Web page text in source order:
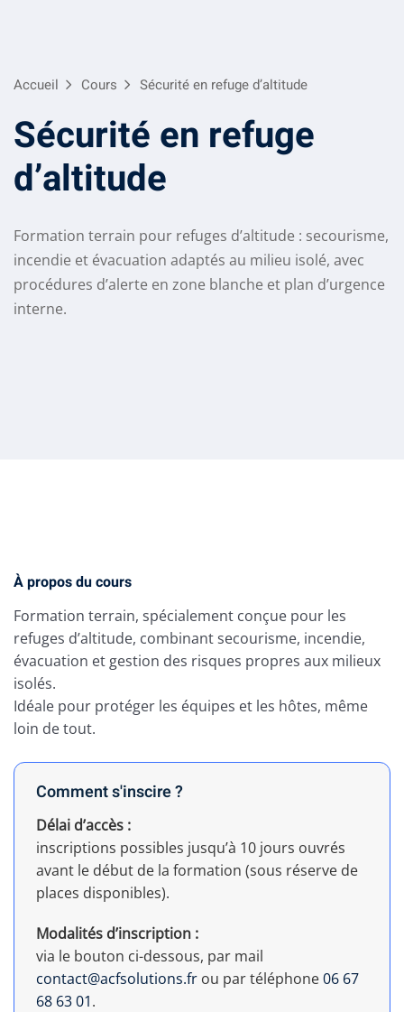
Accueil
Cours Sécurité en refuge d’altitude
Sécurité en refuge
d’altitude
Formation terrain pour refuges d’altitude : secourisme,
incendie et évacuation adaptés au milieu isolé, avec
procédures d’alerte en zone blanche et plan d’urgence
interne.
À propos du cours
Formation terrain, spécialement conçue pour les
refuges d’altitude, combinant secourisme, incendie,
évacuation et gestion des risques propres aux milieux
isolés.
Idéale pour protéger les équipes et les hôtes, même
loin de tout.
Comment s'inscire ?
Délai d’accès :
inscriptions possibles jusqu’à 10 jours ouvrés
avant le début de la formation (sous réserve de
places disponibles).
Modalités d’inscription :
via le bouton ci-dessous, par mail
contact@acfsolutions.fr ou par téléphone06 67
68 63 01.